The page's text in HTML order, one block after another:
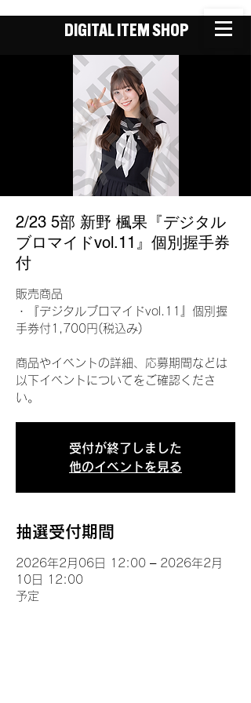
DIGITAL ITEM SHOP
2/23 5部 新野 楓果『デジタル
ブロマイドvol.11』個別握手券
付
販売商品
・『デジタルブロマイドvol.11』個別握
手券付1,700円(税込み)
商品やイベントの詳細、応募期間などは
以下イベントについてをご確認くださ
い。
受付が終了しました
他のイベントを見る
抽選受付期間
2026年2月06日 12:00 – 2026年2月
10日 12:00
予定